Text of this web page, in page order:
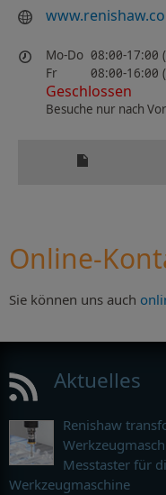
Mo-Do 08:00-17:00
Fr
08:00-16:00
Geschlossen
Besuche nur nach
Online-
Sie können uns auch
Aktuelles
Renishaw
Messtaster für
Werkzeugmaschine